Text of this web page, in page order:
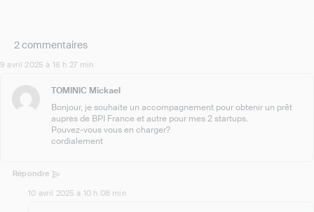
2 commentaires
9 avril 2025 à 16 h 27 min
TOMINIC Mickael
Bonjour, je souhaite un accompagnement pour obtenir un prêt
auprès de BPI France et autre pour mes 2 startups.
Pouvez-vous vous en charger?
cordialement
Répondre
10 avril 2025 à 10 h 08 min